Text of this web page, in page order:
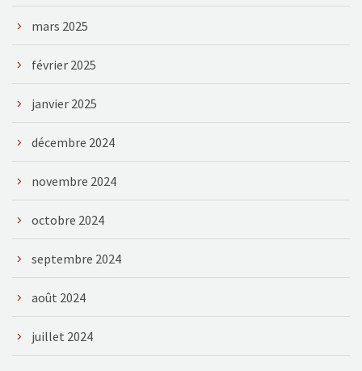
mars 2025
février 2025
janvier 2025
décembre 2024
novembre 2024
octobre 2024
septembre 2024
août 2024
juillet 2024